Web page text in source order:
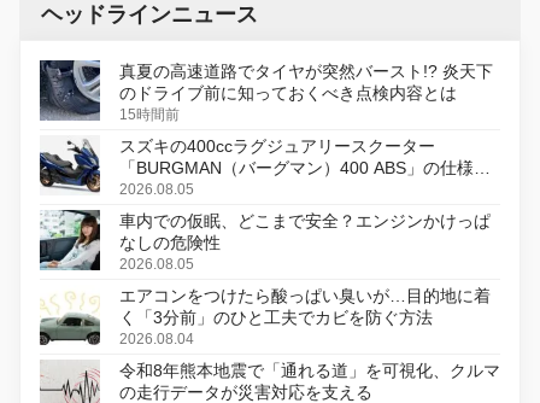
ヘッドラインニュース
真夏の高速道路でタイヤが突然バースト!? 炎天下
のドライブ前に知っておくべき点検内容とは
15時間前
スズキの400ccラグジュアリースクーター
「BURGMAN（バーグマン）400 ABS」の仕様を
変更し、8月18日に発売
2026.08.05
車内での仮眠、どこまで安全？エンジンかけっぱ
なしの危険性
2026.08.05
エアコンをつけたら酸っぱい臭いが…目的地に着
く「3分前」のひと工夫でカビを防ぐ方法
2026.08.04
令和8年熊本地震で「通れる道」を可視化、クルマ
の走行データが災害対応を支える